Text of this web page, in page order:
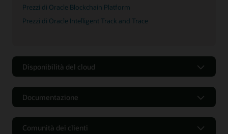
Prezzi di Oracle Blockchain Platform
Prezzi di Oracle Intelligent Track and Trace
Disponibilità del cloud
Documentazione
Comunità dei clienti